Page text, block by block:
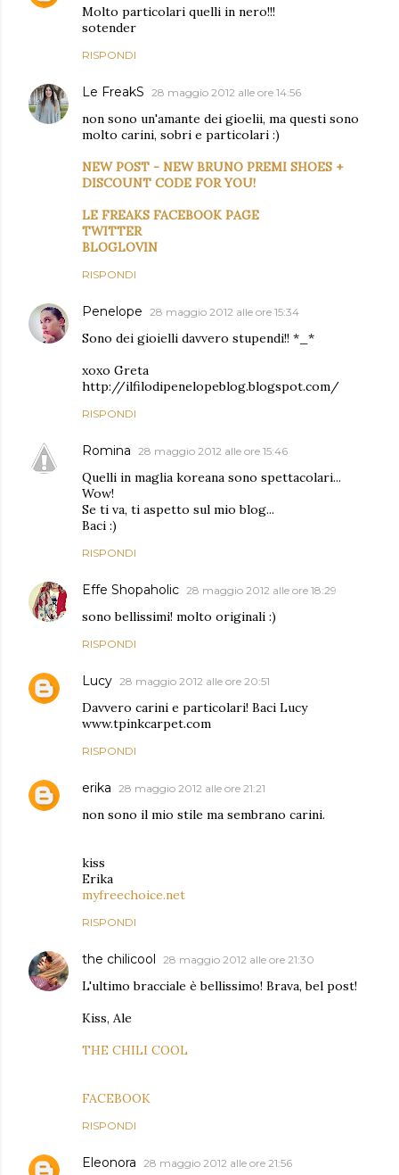
Molto particolari quelli in nero!!!
sotender
RISPONDI
Le FreakS 28 maggio 2012 alle ore 14:56
non sono un'amante dei gioelii, ma questi sono
molto carini, sobri e particolari :)
NEW POST - NEW BRUNO PREMI SHOES +
DISCOUNT CODE FOR YOU!
LE FREAKS FACEBOOK PAGE
TWITTER
BLOGLOVIN
RISPONDI
Penelope 28 maggio 2012 alle ore 15:34
Sono dei gioielli davvero stupendi!! *_*
xoxo Greta
http://ilfilodipenelopeblog.blogspot.com/
RISPONDI
Romina 28 maggio 2012 alle ore 15:46
Quelli in maglia koreana sono spettacolari...
Wow!
Se ti va, ti aspetto sul mio blog...
Baci :)
RISPONDI
Effe Shopaholic 28 maggio 2012 alle ore 18:29
sono bellissimi! molto originali :)
RISPONDI
Lucy 28 maggio 2012 alle ore 20:51
Davvero carini e particolari! Baci Lucy
www.tpinkcarpet.com
RISPONDI
erika 28 maggio 2012 alle ore 21:21
non sono il mio stile ma sembrano carini.
kiss
Erika
myfreechoice.net
RISPONDI
the chilicool 28 maggio 2012 alle ore 21:30
L'ultimo bracciale è bellissimo! Brava, bel post!
Kiss, Ale
THE CHILI COOL
FACEBOOK
RISPONDI
Eleonora 28 maggio 2012 alle ore 21:56